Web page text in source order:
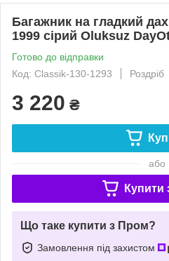
Багажник на гладкий
1999 сірий Oluksuz
Готово до відправки
Код: Classik-130-1293
Роздріб
3 220 ₴
або
Купити
Що таке купити з Пром?
Замовлення під захистом